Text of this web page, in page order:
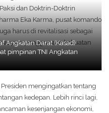
dan Doktrin-Doktrin
Eka Karma, pusat komando
harus di revitalisasi sebagai
penggunaan kekuatan
Angkatan Darat (Kasad)
pimpinan TNI Angkatan
mengingatkan tentang
kedepan. Lebih rinci lagi,
kesenjangan ekonomi,